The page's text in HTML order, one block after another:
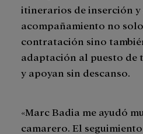
itinerarios de inserción y
acompañamiento no
contratación sino
adaptación al puesto de
y apoyan sin descanso.
«Marc Badia me ayudó
camarero. El